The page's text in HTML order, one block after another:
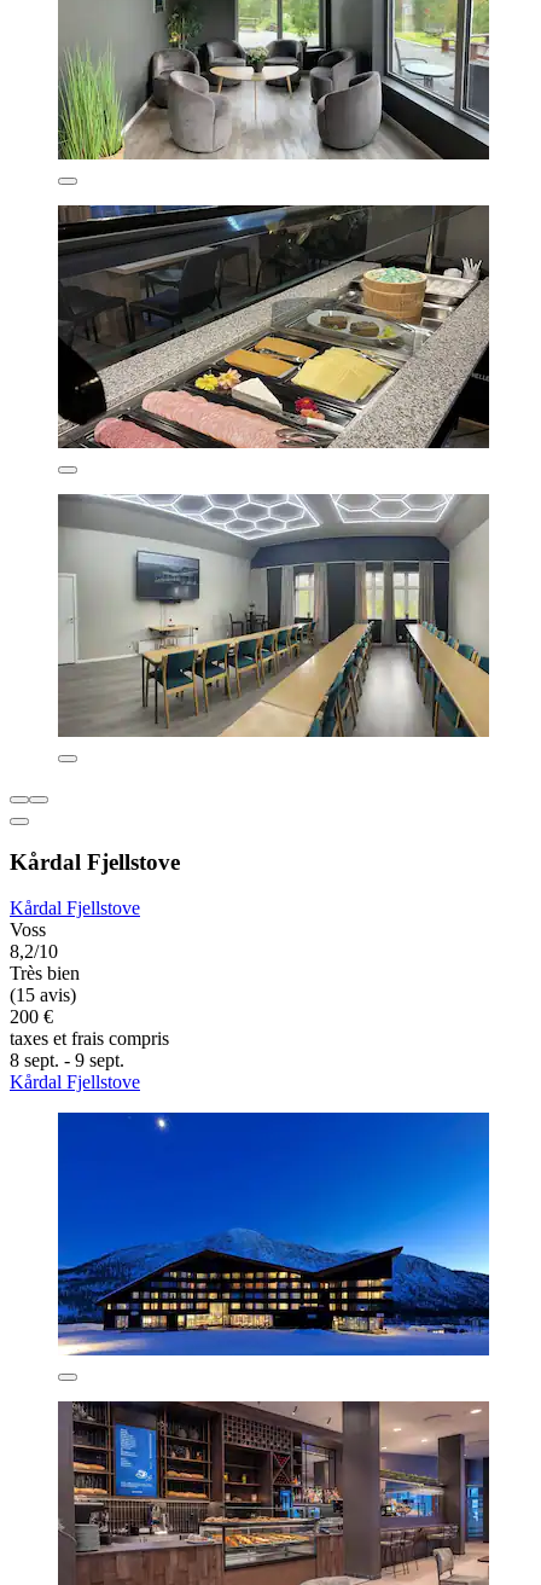
Kårdal Fjellstove
Kårdal Fjellstove
Voss
8,2/10
Très bien
(15 avis)
200 €
taxes et frais compris
8 sept. - 9 sept.
Kårdal Fjellstove